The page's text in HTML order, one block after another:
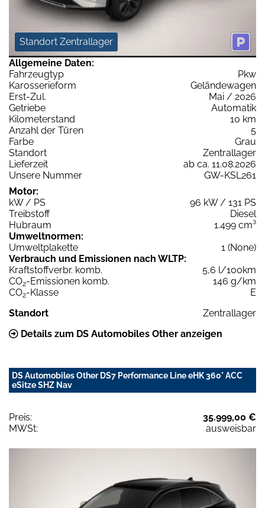
Standort Zentrallager
Allgemeine Daten:
Fahrzeugtyp
Pkw
Karosserieform
Geländewagen
Erst-Zul.
Mai / 2026
Getriebe
Automatik
Kilometerstand
10 km
Anzahl der Türen
5
Farbe
Grau
Standort
Zentrallager
Lieferzeit
ab ca. 11.08.2026
Unsere Nummer
GW-KSL261
Motor:
kW / PS
96 kW / 131 PS
Treibstoff
Diesel
Hubraum
1.499 cm³
Umweltnormen:
Umweltplakette
1 (None)
Verbrauch und Emissionen nach WLTP:
Kraftstoffverbr. komb.
5,6 l/100km
CO2-Emissionen komb.
146 g/km
CO2-Klasse
E
Standort
Zentrallager
Details zum DS Automobiles Other anzeigen
DS Automobiles Other DS7 Performance Line eHK 360° ACC
eSitze SHZ Nav
Preis:
35.999,00 €
MWSt:
ausweisbar